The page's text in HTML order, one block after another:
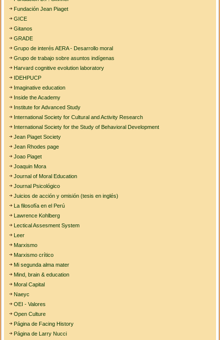
Fundación Jean Piaget
GICE
Gitanos
GRADE
Grupo de interés AERA - Desarrollo moral
Grupo de trabajo sobre asuntos indígenas
Harvard cognitive evolution laboratory
IDEHPUCP
Imaginative education
Inside the Academy
Institute for Advanced Study
International Society for Cultural and Activity Research
International Society for the Study of Behavioral Development
Jean Piaget Society
Jean Rhodes page
Joao Piaget
Joaquin Mora
Journal of Moral Education
Journal Psicológico
Juicios de acción y omisión (tesis en inglés)
La filosofía en el Perú
Lawrence Kohlberg
Lectical Assesment System
Leer
Marxismo
Marxismo crítico
Mi segunda alma mater
Mind, brain & education
Moral Capital
Naeyc
OEI - Valores
Open Culture
Página de Facing History
Página de Larry Nucci